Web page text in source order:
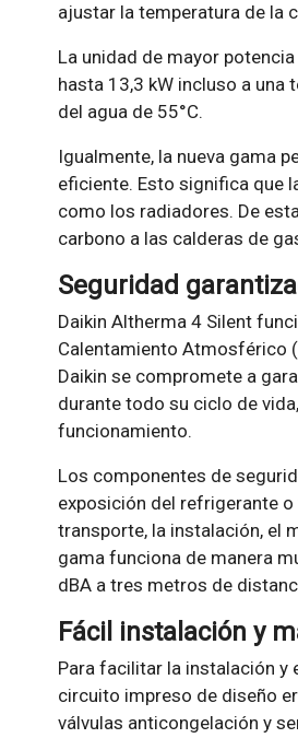
ajustar la temperatura de la
La unidad de mayor
hasta 13,3 kW incluso a una
del agua de 55°C.
Igualmente, la nueva gama
eficiente. Esto significa que
como los radiadores. De
carbono a las calderas de
Seguridad
Daikin Altherma 4 Silent
Calentamiento Atmosférico
Daikin se compromete a
durante todo su ciclo de
funcionamiento.
Los componentes de
exposición del refrigerante
transporte, la instalación, el
gama funciona de manera
dBA a tres metros de
Fácil instalación y
Para facilitar la instalación y
circuito impreso de diseño
válvulas anticongelación y